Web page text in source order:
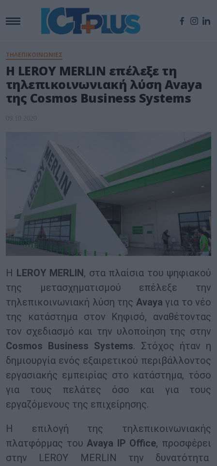
ΤΗΛΕΠΙΚΟΙΝΩΝΙΕΣ
H LEROY MERLIN επέλεξε τη
τηλεπικοινωνιακή λύση Avaya
της Cosmos Business Systems
09.10.2020
Η LEROY MERLIN , στα πλαίσια του ψηφιακού
της μετασχηματισμού επέλεξε την
τηλεπικοινωνιακή λύση της Avaya για το νέο
της κατάστημα στον Κηφισό, αναθέτοντας
τον σχεδιασμό και την υλοποίηση της στην
Cosmos Business Systems. Στόχος ήταν η
δημιουργία ενός εξαιρετικού περιβάλλοντος
εργασιακής εμπειρίας στο κατάστημα, τόσο
για τους πελάτες όσο και για τους
εργαζόμενους της επιχείρησης.
Η επιλογή της τηλεπικοινωνιακής
πλατφόρμας τουAvaya IP Office, προσφέρει
στην LEROY MERLIN την δυνατότητα